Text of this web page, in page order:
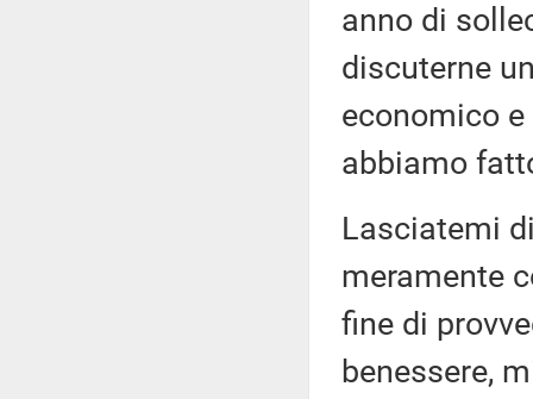
anno di
discuterne
economico
abbiamo
Lasciatemi
meramente
fine di
benessere,